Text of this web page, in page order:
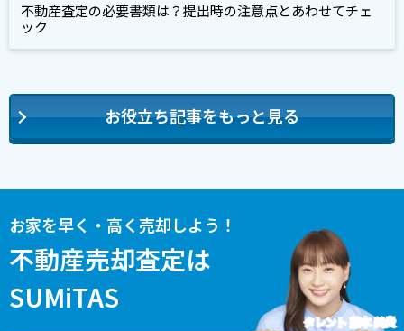
不動産査定の必要書類は？提出時の注意点とあわせてチェ
ック
お役立ち記事をもっと見る
お家を早く・高く売却しよう！
不動産売却査定は
SUMiTAS
タレント 藤本 美貴